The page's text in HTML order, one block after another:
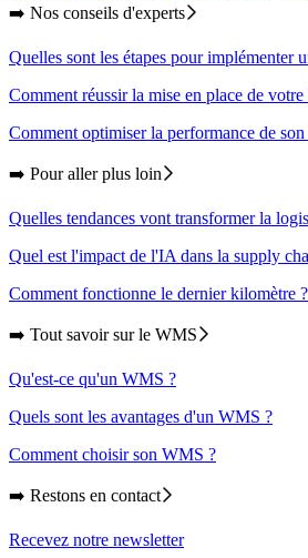
➡️ Nos conseils d'experts
Quelles sont les étapes pour implémenter
Comment réussir la mise en place de
Comment optimiser la performance de son
➡️ Pour aller plus loin
Quelles tendances vont transformer la
Quel est l'impact de l'IA dans la supply
Comment fonctionne le dernier kilomètre ?
➡️ Tout savoir sur le WMS
Qu'est-ce qu'un WMS ?
Quels sont les avantages d'un WMS ?
Comment choisir son WMS ?
➡️ Restons en contact
Recevez notre newsletter